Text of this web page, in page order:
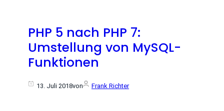
PHP 5 nach PHP 7:
Umstellung von MySQL-
Funktionen
13. Juli 2018von Frank Richter